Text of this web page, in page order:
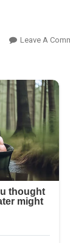
Leave A